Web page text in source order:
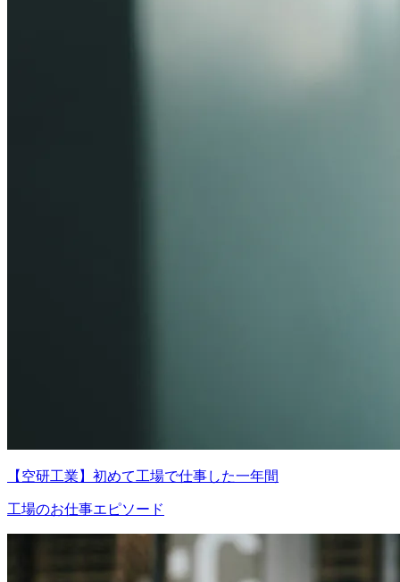
【空研工業】初めて工場で仕事した一年間
工場のお仕事エピソード